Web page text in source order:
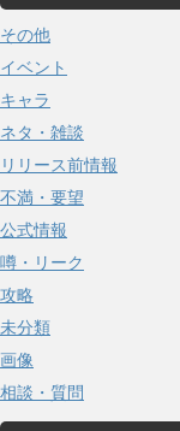
その他
イベント
キャラ
ネタ・雑談
リリース前情報
不満・要望
公式情報
噂・リーク
攻略
未分類
画像
相談・質問